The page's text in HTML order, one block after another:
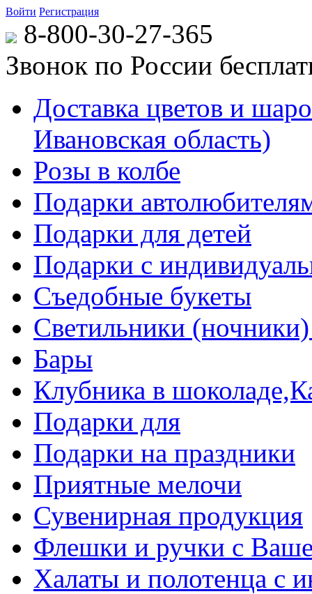
Войти Регистрация
8-800-30-27-365
Звонок по России
Доставка цветов и
Ивановская область)
Розы в колбе
Подарки
Подарки для детей
Подарки с
Съедобные букеты
Светильники
Бары
Клубника в
Подарки для
Подарки на праздники
Приятные мелочи
Сувенирная продукция
Флешки и ручки с
Халаты и полотенца с